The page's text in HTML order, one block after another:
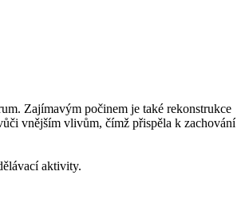
Zajímavým počinem je také rekonstrukce
vnějším vlivům, čímž přispěla k zachování
aktivity.